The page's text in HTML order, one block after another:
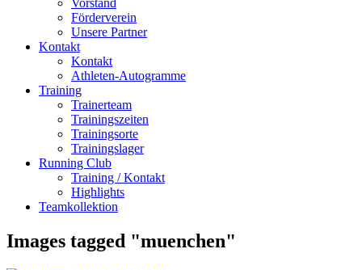
Förderverein
Unsere Partner
Kontakt
Kontakt
Athleten-Autogramme
Training
Trainerteam
Trainingszeiten
Trainingsorte
Trainingslager
Running Club
Training / Kontakt
Highlights
Teamkollektion
Images tagged "muenchen"